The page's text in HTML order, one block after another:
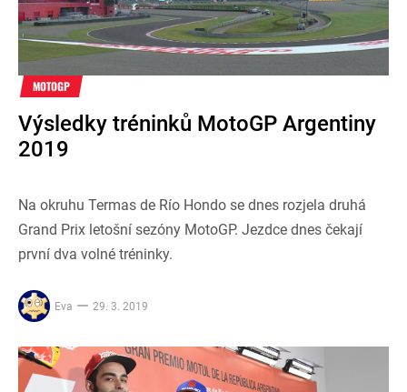
MOTOGP
Výsledky tréninků MotoGP Argentiny
2019
Na okruhu Termas de Río Hondo se dnes rozjela druhá
Grand Prix letošní sezóny MotoGP. Jezdce dnes čekají
první dva volné tréninky.
Eva 29. 3. 2019